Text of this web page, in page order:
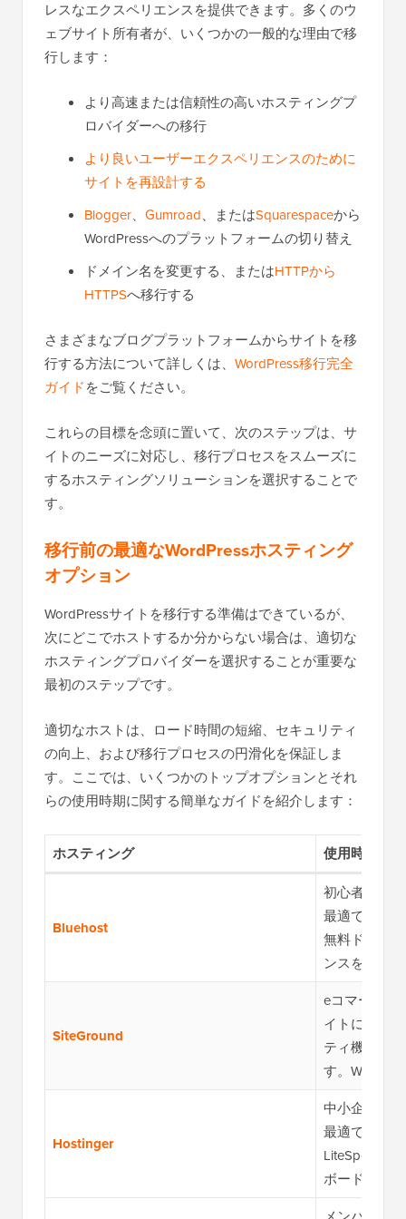
レスなエクスペリエンスを提供できます。多くのウ
ェブサイト所有者が、いくつかの一般的な理由で移
行します：
より高速または信頼性の高いホスティングプ
ロバイダーへの移行
より良いユーザーエクスペリエンスのために
サイトを再設計する
Blogger、 Gumroad、またはSquarespaceから
WordPressへのプラットフォームの切り替え
ドメイン名を変更する、またはHTTPから
HTTPSへ移行する
さまざまなブログプラットフォームからサイトを移
行する方法について詳しくは、 WordPress移行完全
ガイドをご覧ください。
これらの目標を念頭に置いて、次のステップは、サ
イトのニーズに対応し、移行プロセスをスムーズに
するホスティングソリューションを選択することで
す。
移行前の最適なWordPressホスティング
オプション
WordPressサイトを移行する準備はできているが、
次にどこでホストするか分からない場合は、適切な
ホスティングプロバイダーを選択することが重要な
最初のステップです。
適切なホストは、ロード時間の短縮、セキュリティ
の向上、および移行プロセスの円滑化を保証しま
す。ここでは、いくつかのトップオプションとそれ
らの使用時期に関する簡単なガイドを紹介します：
ホスティング 使用時期
Bluehost
初心者およ
最適です。
無料ドメイ
ンスを提供
SiteGround
eコマースス
イトに最適
ティ機能を
す。
Hostinger
中小企業、
最適です。
LiteSpeedサ
ボードを備